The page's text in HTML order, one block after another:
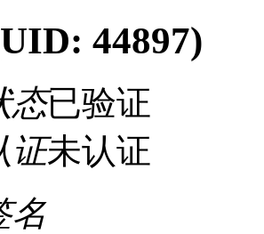
44897)
态已验证
证未认证
名